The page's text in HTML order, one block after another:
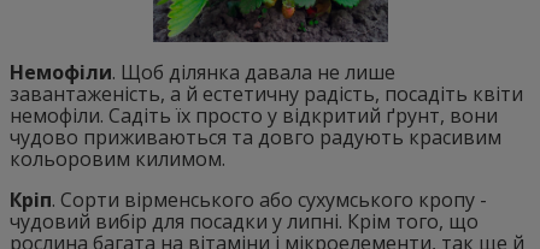
Немофіли. Щоб ділянка давала не лише
завантаженість, а й естетичну радість, посадіть квіти
немофіли. Садіть їх просто у відкритий ґрунт, вони
чудово приживаються та довго радують красивим
кольоровим килимом.
Кріп. Сорти вірменського або сухумського кропу -
чудовий вибір для посадки у липні. Крім того, що
рослина багата на вітаміни і мікроелементи, так ще й